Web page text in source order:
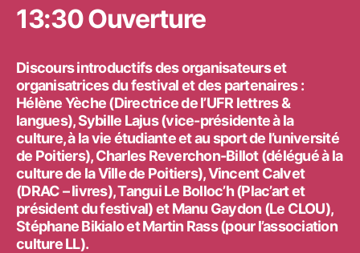
13:30 Ouverture
Discours introductifs des organisateurs et
organisatrices du festival et des partenaires :
Hélène Yèche (Directrice de l’UFR lettres &
langues), Sybille Lajus (vice-présidente à la
culture, à la vie étudiante et au sport de l’université
de Poitiers), Charles Reverchon-Billot (délégué à la
culture de la Ville de Poitiers), Vincent Calvet
(DRAC – livres), Tangui Le Bolloc’h (Plac’art et
président du festival) et Manu Gaydon (Le CLOU),
Stéphane Bikialo et Martin Rass (pour l’association
culture LL).